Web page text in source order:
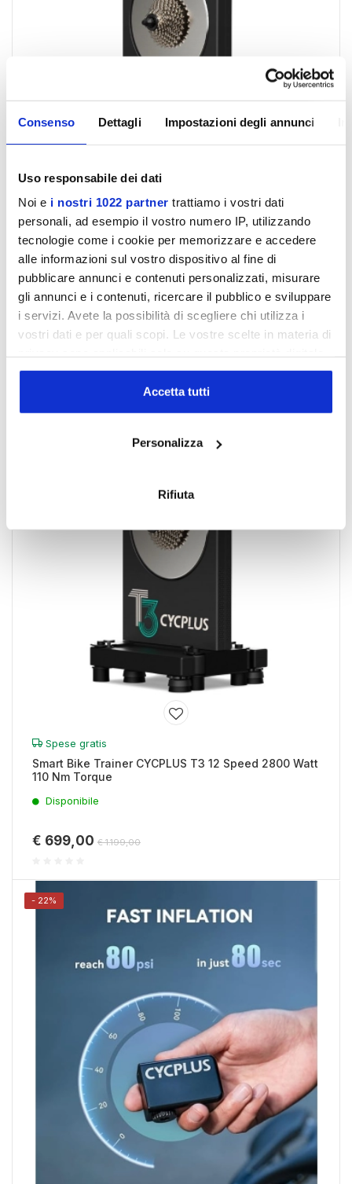
Consenso Dettagli Impostazioni degli annunci
Uso responsabile dei dati
Noi e i nostri 1022 partner trattiamo i vostri dati
personali, ad esempio il vostro numero IP, utilizzando
tecnologie come i cookie per memorizzare e accedere
alle informazioni sul vostro dispositivo al fine di
pubblicare annunci e contenuti personalizzati, misurare
gli annunci e i contenuti, ricercare il pubblico e sviluppare
i servizi. Avete la possibilità di scegliere chi utilizza i
vostri dati e per quali scopi. Le vostre scelte in materia di
in cui avete effettuato le vostre scelte. È possibile
modificare o revocare il proprio consenso in qualsiasi
momento dalla Dichiarazione sui cookie o facendo clic
raccogliere informazioni sulla tua posizione
Identificare il tuo dispositivo, scansionandolo
attivamente alla ricerca di caratteristiche specifiche
Approfondisci come vengono elaborati i tuoi dati personali
e imposta le tue preferenze nellasezione dettagli
modificare o ritirare il tuo consenso in qualsiasi momento
dalla Dichiarazione sui cookie.
Utilizziamo i cookie per personalizzare contenuti ed
annunci, per fornire funzionalità dei social media e per
analizzare il nostro traffico. Condividiamo inoltre
nostri partner che si occupano di analisi dei dati web,
con altre informazioni che ha fornito loro o che hanno
Accetta tutti
Personalizza
Rifiuta
Spese gratis
Smart Bike Trainer CYCPLUS T3 11 Speed 2800 Watt
110 Nm Torque
Disponibile
€ 699,00 € 1.199,00
Spese gratis
Smart Bike Trainer CYCPLUS T3 12 Speed 2800 Watt
110 Nm Torque
Disponibile
€ 699,00 € 1.199,00
- 22%